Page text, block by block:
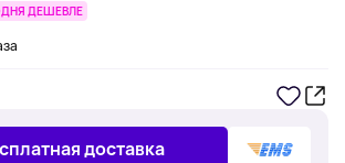
ДЕШЕВЛЕ
доставка